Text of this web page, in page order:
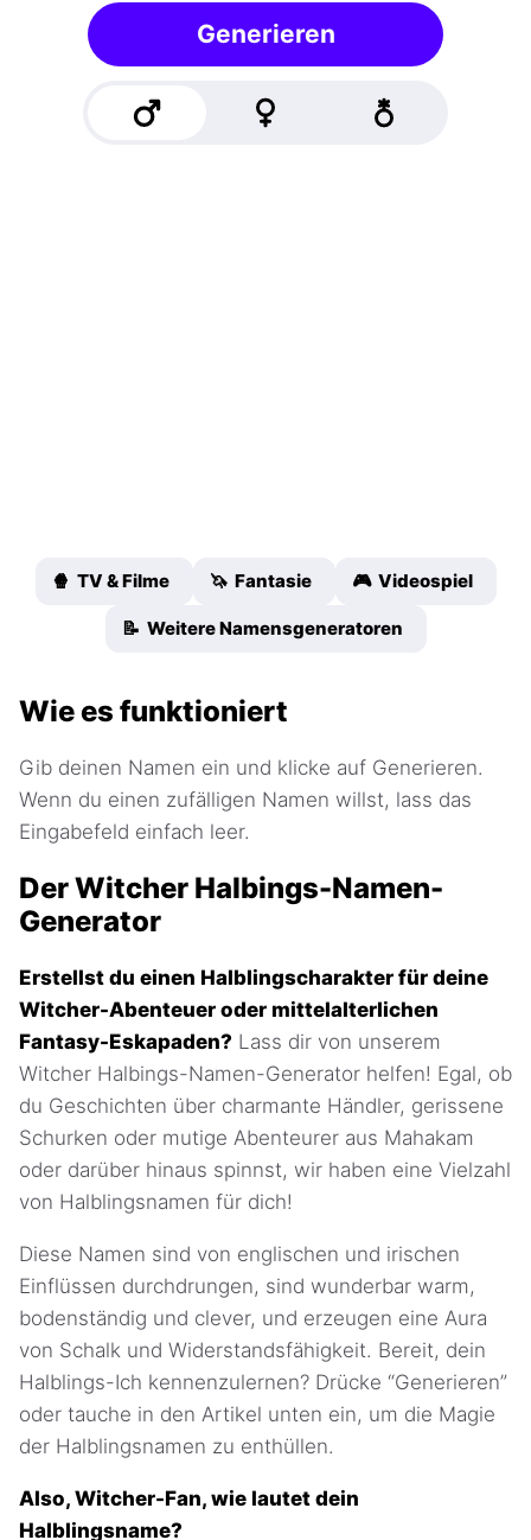
Generieren
🍿 TV & Filme 🦄 Fantasie 🎮 Videospiel
📝 Weitere Namensgeneratoren
Wie es funktioniert
Gib deinen Namen ein und klicke auf Generieren.
Wenn du einen zufälligen Namen willst, lass das
Eingabefeld einfach leer.
Der Witcher Halbings-Namen-
Generator
Erstellst du einen Halblingscharakter für deine
Witcher-Abenteuer oder mittelalterlichen
Fantasy-Eskapaden? Lass dir von unserem
Witcher Halbings-Namen-Generator helfen! Egal, ob
du Geschichten über charmante Händler, gerissene
Schurken oder mutige Abenteurer aus Mahakam
oder darüber hinaus spinnst, wir haben eine Vielzahl
von Halblingsnamen für dich!
Diese Namen sind von englischen und irischen
Einflüssen durchdrungen, sind wunderbar warm,
bodenständig und clever, und erzeugen eine Aura
von Schalk und Widerstandsfähigkeit. Bereit, dein
Halblings-Ich kennenzulernen? Drücke “Generieren”
oder tauche in den Artikel unten ein, um die Magie
der Halblingsnamen zu enthüllen.
Also, Witcher-Fan, wie lautet dein
Halblingsname?